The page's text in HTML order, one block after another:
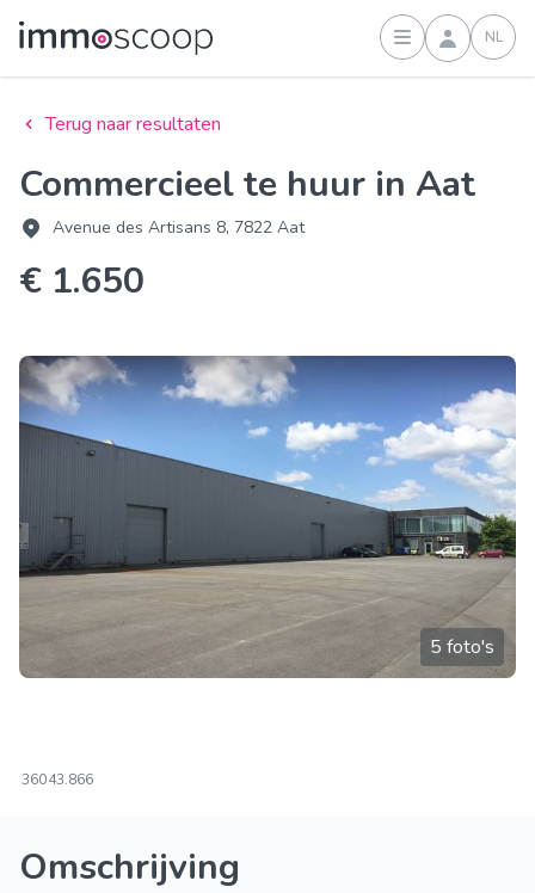
Inloggen
NL
Terug naar resultaten
Commercieel te huur in Aat
Avenue des Artisans 8, 7822 Aat
€ 1.650
5 foto's
36043.866
Omschrijving